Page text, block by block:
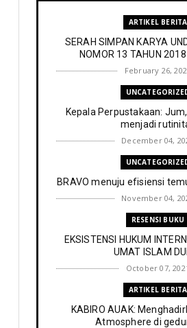
ARTIKEL BERITA
SERAH SIMPAN KARYA
NOMOR 13 TAHUN 2018
February 26,
Kepala Perpustakaan:
menjadi
December 04,
BRAVO menuju efisiensi
November 04,
RESENSI BUKU
EKSISTENSI HUKUM
UMAT ISLAM
October 07,
ARTIKEL BERITA
KABIRO AUAK:
Atmosphere di